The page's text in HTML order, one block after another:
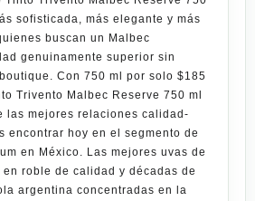
sofisticada, más elegante y más
buscan un Malbec
genuinamente superior sin
Con 750 ml por solo $185
Trivento Malbec Reserve 750 ml
las mejores relaciones calidad-
encontrar hoy en el segmento de
en México. Las mejores uvas de
en roble de calidad y décadas de
argentina concentradas en la